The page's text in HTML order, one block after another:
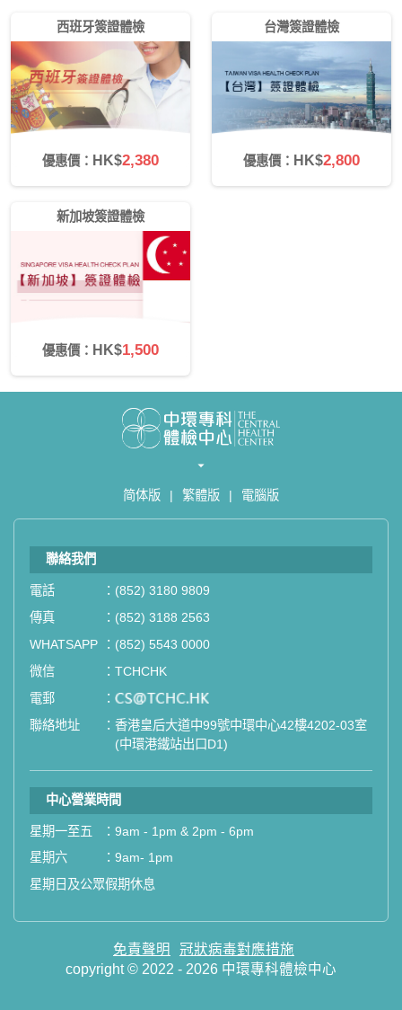
西班牙簽證體檢
優惠價： HK$2,380
台灣簽證體檢
優惠價： HK$2,800
新加坡簽證體檢
優惠價： HK$1,500
简体版 | 繁體版 | 電腦版
聯絡我們
電話 ： (852) 3180 9809
傳真
： (852) 3188 2563
WHATSAPP
： (852) 5543 0000
微信
： TCHCHK
電郵
： email
聯絡地址
： 香港皇后大道中99號中環中心42樓4202-03室
(中環港鐵站出口D1)
中心營業時間
星期一至五 ： 9am - 1pm & 2pm - 6pm
星期六
： 9am- 1pm
星期日及公眾假期休息
免責聲明
冠狀病毒對應措施
copyright © 2022 - 2026 中環專科體檢中心